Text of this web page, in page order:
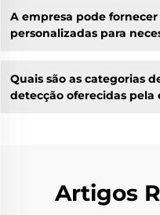
A empresa pode fornecer
personalizadas para
Quais são as categorias
detecção oferecidas pela
Artigos